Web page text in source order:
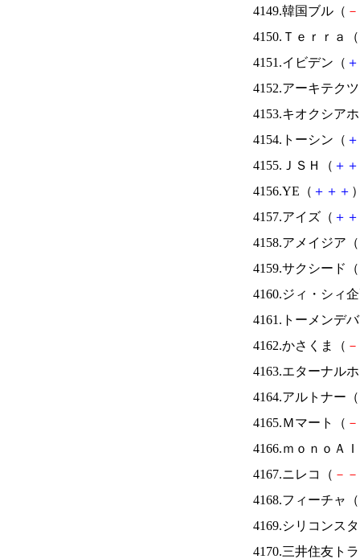
4149.韓国ブル（ －
4150.Ｔｅｒｒａ（
4151.イビデン（ ＋
4152.アーキテク
4153.キオクシア
4154.トーシン（ ＋
4155.ＪＳＨ（ ＋ ＋
4156.YE（ ＋ ＋ ＋
4157.アイズ（ ＋ ＋
4158.アメイジア（
4159.サクシード（
4160.ジィ・シィ
4161.トーメンデ
4162.かさくま（ －
4163.エターナル
4164.アルトナー（
4165.Ｍマート（ －
4166.ｍｏｎｏＡ
4167.ニレコ（ － －
4168.フィーチャ（
4169.シリコンス
4170.三井住友ト